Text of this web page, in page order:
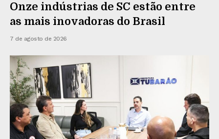
Onze indústrias de SC estão entre
as mais inovadoras do Brasil
7 de agosto de 2026